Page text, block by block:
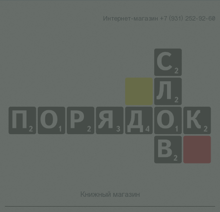
Интернет-магазин +7 (931) 252-92-60
Книжный магазин